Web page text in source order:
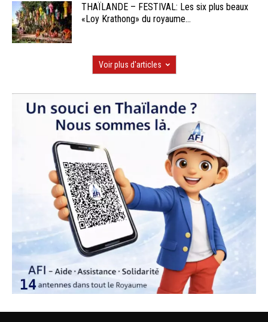
THAÏLANDE – FESTIVAL: Les six plus beaux
«Loy Krathong» du royaume...
Voir plus d'articles